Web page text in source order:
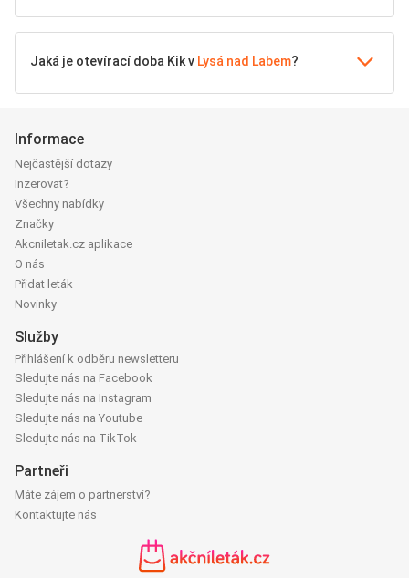
Jaká je otevírací doba Kik v Lysá nad Labem?
Informace
Nejčastější dotazy
Inzerovat?
Všechny nabídky
Značky
Akcniletak.cz aplikace
O nás
Přidat leták
Novinky
Služby
Přihlášení k odběru newsletteru
Sledujte nás na Facebook
Sledujte nás na Instagram
Sledujte nás na Youtube
Sledujte nás na TikTok
Partneři
Máte zájem o partnerství?
Kontaktujte nás